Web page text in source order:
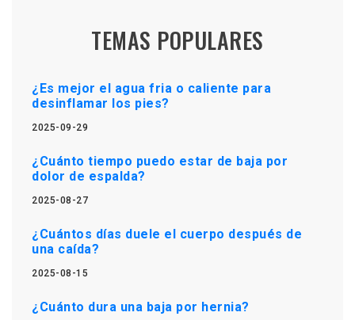
TEMAS POPULARES
¿Es mejor el agua fria o caliente para
desinflamar los pies?
2025-09-29
¿Cuánto tiempo puedo estar de baja por
dolor de espalda?
2025-08-27
¿Cuántos días duele el cuerpo después de
una caída?
2025-08-15
¿Cuánto dura una baja por hernia?